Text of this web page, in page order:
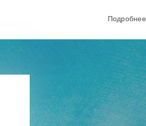
Подробнее